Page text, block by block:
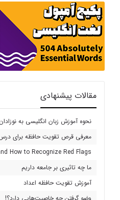
مقالات پیشنهادی
نحوه آموزش زبان انگلیسی به
معرفی قرص تقویت حافظه برای
How to Recognize Red Flags
ما چه تاثیری بر جامعه داریم
آموزش تقویت حافظه اعداد